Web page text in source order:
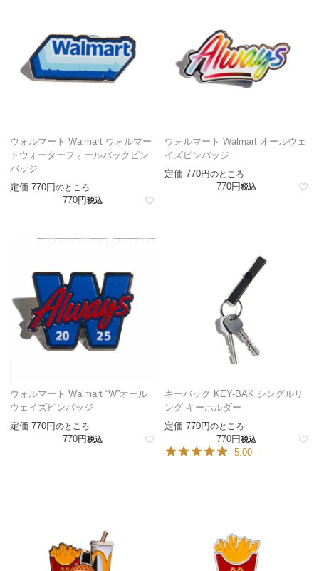
ウォルマート Walmart ウォルマー
トウォーターフォールバックピン
バッジ
定価 770 のところ
770 税込
ウォルマート Walmart オールウェ
イズピンバッジ
定価 770 のところ
770 税込
ウォルマート Walmart “W”オール
ウェイズピンバッジ
定価 770 のところ
770 税込
キーバック KEY-BAK シングルリ
ング キーホルダー
定価 770 のところ
770 税込
5.00